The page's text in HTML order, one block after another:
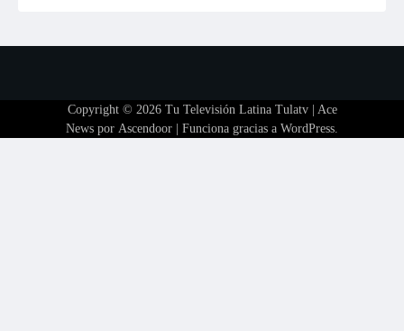
Copyright © 2026 Tu Televisión Latina Tulatv| Ace
News por Ascendoor | Funciona gracias a WordPress.